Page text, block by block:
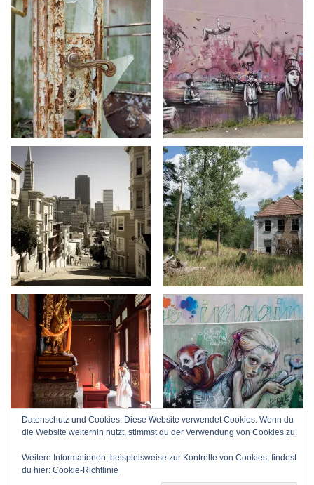
Datenschutz und Cookies: Diese Website verwendet Cookies. Wenn du
die Website weiterhin nutzt, stimmst du der Verwendung von Cookies zu.
Weitere Informationen, beispielsweise zur Kontrolle von Cookies, findest
du hier: Cookie-Richtlinie